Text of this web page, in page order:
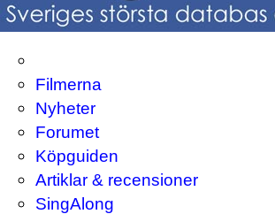
Filmerna
Nyheter
Forumet
Köpguiden
Artiklar & recensioner
SingAlong